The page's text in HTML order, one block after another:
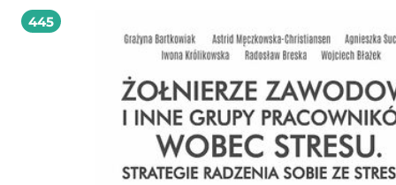
Edyta Stein. W ramach tak rozumianej fenomenologicznej humanistyki trzeba
ponownie przebadać obszary filozoficznej antropologii, hermeneutyki i
także otworzyć się na poznawanie czysto duchowe, do którego przybliża
doświadczenie religijne. Prowadzeni integralną (nie tylko czysto intelektualną)
ducha możemy spodziewać się łaski dotknięcia sensu, a w nim nadziei
wielkiej, autentycznej humanistyki. Książka prof. Anny Grzegorczyk jest niezwykle
ważna. Nie ukrywa krytycznego stanu dzisiejszej humanistyki, niczego nie
jej dotychczasowego dorobku: sugeruje raczej, by go przemyśleć na nowo.
wszystkim zaś uzupełnić jej wymiar horyzontalny wertykalnym: spojrzeniem ku
wartościom najwyższym. Do źródła zawsze idzie się pod prąd.
445